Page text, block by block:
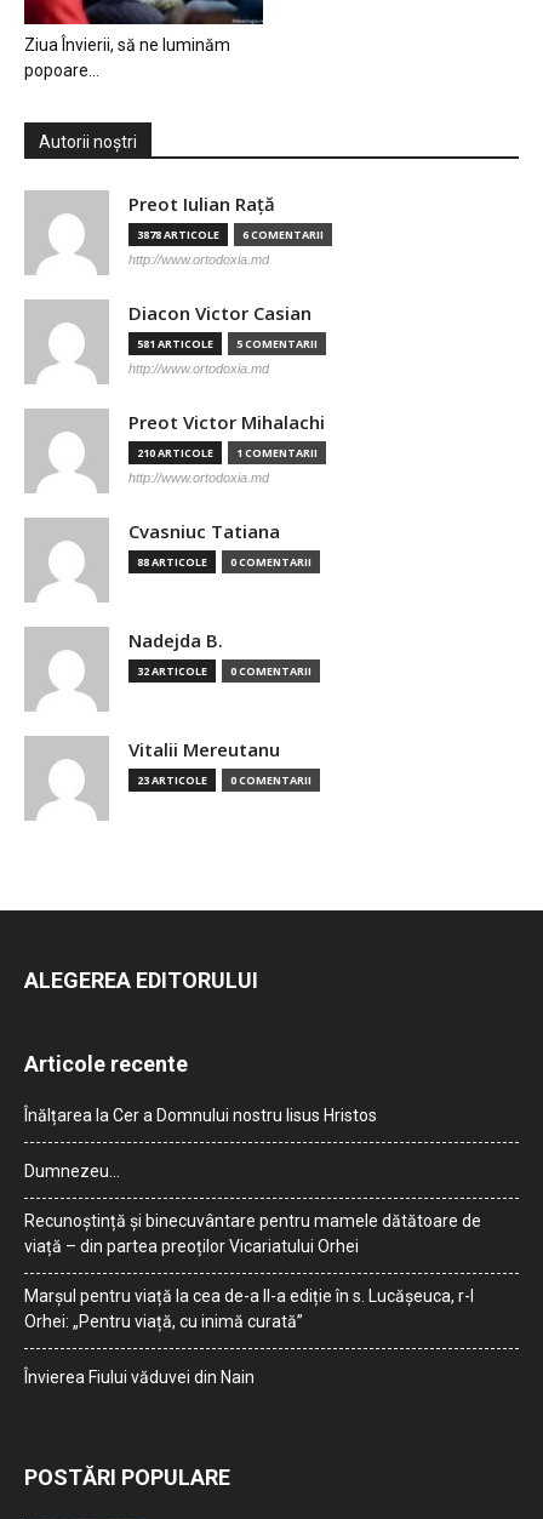
Ziua Învierii, să ne luminăm
popoare…
Autorii noștri
Preot Iulian Raţă
3878 ARTICOLE 6 COMENTARII
http://www.ortodoxia.md
Diacon Victor Casian
581 ARTICOLE 5 COMENTARII
http://www.ortodoxia.md
Preot Victor Mihalachi
210 ARTICOLE 1 COMENTARII
http://www.ortodoxia.md
Cvasniuc Tatiana
88 ARTICOLE 0 COMENTARII
Nadejda B.
32 ARTICOLE 0 COMENTARII
Vitalii Mereutanu
23 ARTICOLE 0 COMENTARII
ALEGEREA EDITORULUI
Articole recente
Înălțarea la Cer a Domnului nostru Iisus Hristos
Dumnezeu…
Recunoștință și binecuvântare pentru mamele dătătoare de
viață – din partea preoților Vicariatului Orhei
Marșul pentru viață la cea de-a II-a ediție în s. Lucășeuca, r-l
Orhei: „Pentru viață, cu inimă curată”
Învierea Fiului văduvei din Nain
POSTĂRI POPULARE